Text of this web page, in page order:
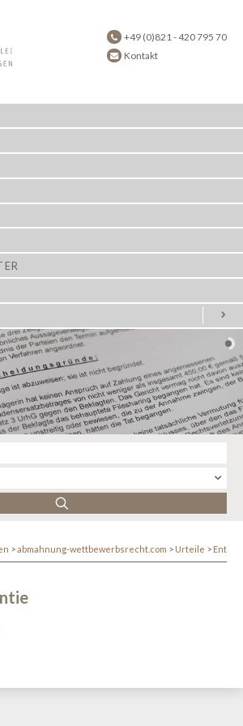
+49 (0)821 - 420 795 70
Kontakt
abmahnung-wettbewerbsrecht.com Urteile